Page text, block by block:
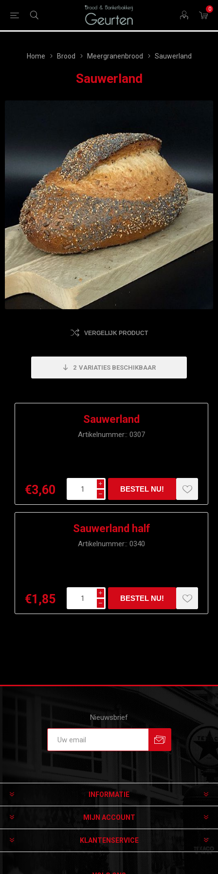
0
Home Brood Meergranenbrood Sauwerland
Sauwerland
VERGELIJK PRODUCT
2 VARIATIES BESCHIKBAAR
Sauwerland
Artikelnummer:: 0307
€3,60 i
h
Sauwerland half
Artikelnummer:: 0340
€1,85 i
h
Nieuwsbrief
INFORMATIE
MIJN ACCOUNT
KLANTENSERVICE